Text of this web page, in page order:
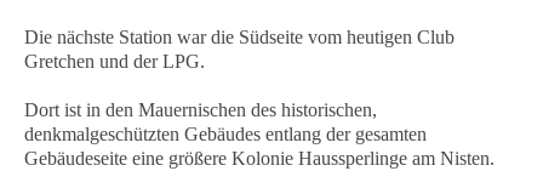
Die nächste Station war die Südseite vom heutigen Club
Gretchen und der LPG.
Dort ist in den Mauernischen des historischen,
denkmalgeschützten Gebäudes entlang der gesamten
Gebäudeseite eine größere Kolonie Haussperlinge am Nisten.